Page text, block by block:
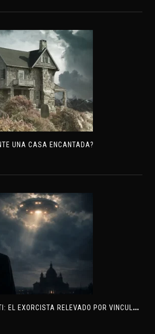
UNA CASA ENCANTADA?
E
L CASO ROSSETTI: EL EXORCISTA RELEVADO POR VINCULAR OVNIS Y DEMONIOS